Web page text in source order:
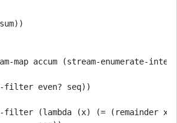
map accum (stream-enumerate-
filter even? seq))
filter (lambda (x) (= (remainder x